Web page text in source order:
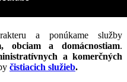
a ponúkame služby
obciam a domácnostiam.
a komerčných
čistiacich služieb.